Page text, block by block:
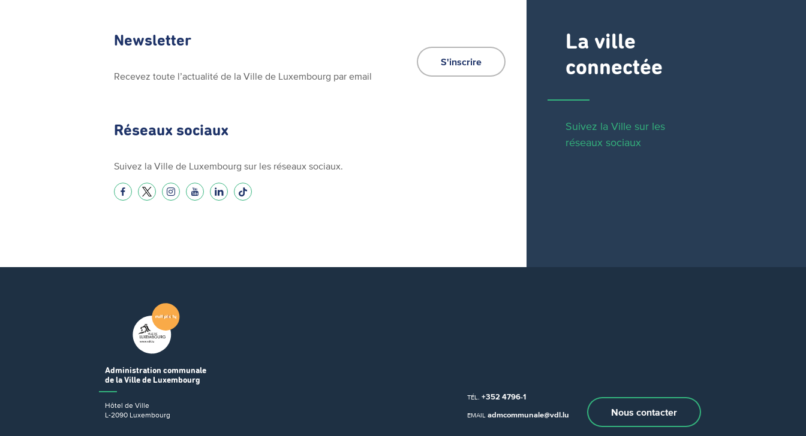
La ville
connectée
Suivez la Ville sur les
réseaux sociaux
Newsletter
Recevez toute l’actualité de la Ville de Luxembourg par email
S'inscrire
Réseaux sociaux
Suivez la Ville de Luxembourg sur les réseaux sociaux.
Administration communale
de la Ville de Luxembourg
Hôtel de Ville
L-2090 Luxembourg
TÉL. +352 4796-1
EMAIL admcommunale@vdl.lu Nous contacter